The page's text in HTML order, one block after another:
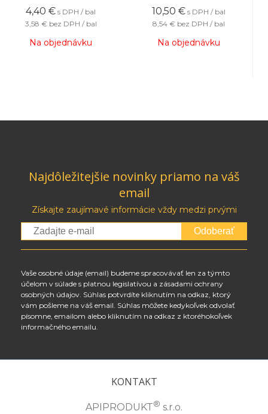
4,40 € s DPH / bal
3,58 € bez DPH / bal
Na objednávku
10,50 € s DPH / bal
8,54 € bez DPH / bal
Na objednávku
Najdôležitejšie novinky priamo na váš
email
Získajte zaujímavé informácie vždy medzi prvými
Odoberať
Vaše osobné údaje (email) budeme spracovávať len za týmto
účelom v súlade s platnou legislatívou a zásadami ochrany
osobných údajov. Súhlas potvrdíte kliknutím na odkaz, ktorý
vám pošleme na váš email. Súhlas môžete kedykoľvek odvolať
písomne, emailom alebo kliknutím na odkaz z ktoréhokoľvek
informačného emailu.
KONTAKT
APIPRODUKT® s.r.o.